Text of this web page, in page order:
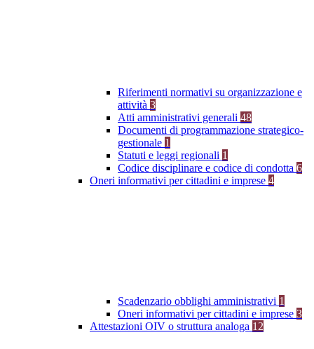
Riferimenti normativi su organizzazione e
attività 3
Atti amministrativi generali 48
Documenti di programmazione strategico-
gestionale 1
Statuti e leggi regionali 1
Codice disciplinare e codice di condotta 6
Oneri informativi per cittadini e imprese 4
Scadenzario obblighi amministrativi 1
Oneri informativi per cittadini e imprese 3
Attestazioni OIV o struttura analoga 12